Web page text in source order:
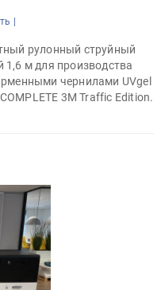
|
рулонный струйный
1,6 м для производства
чернилами UVgel
3M Traffic Edition.